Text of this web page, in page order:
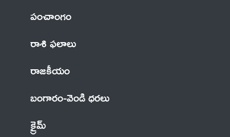
పంచాంగం
రాశి ఫలాలు
రాజకీయం
బంగారం-వెండి ధరలు
క్రైమ్